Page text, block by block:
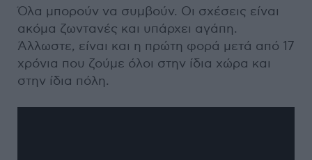
Όλα μπορούν να συμβούν. Οι σχέσεις είναι
ακόμα ζωντανές και υπάρχει αγάπη.
Άλλωστε, είναι και η πρώτη φορά μετά από 17
χρόνια που ζούμε όλοι στην ίδια χώρα και
στην ίδια πόλη.